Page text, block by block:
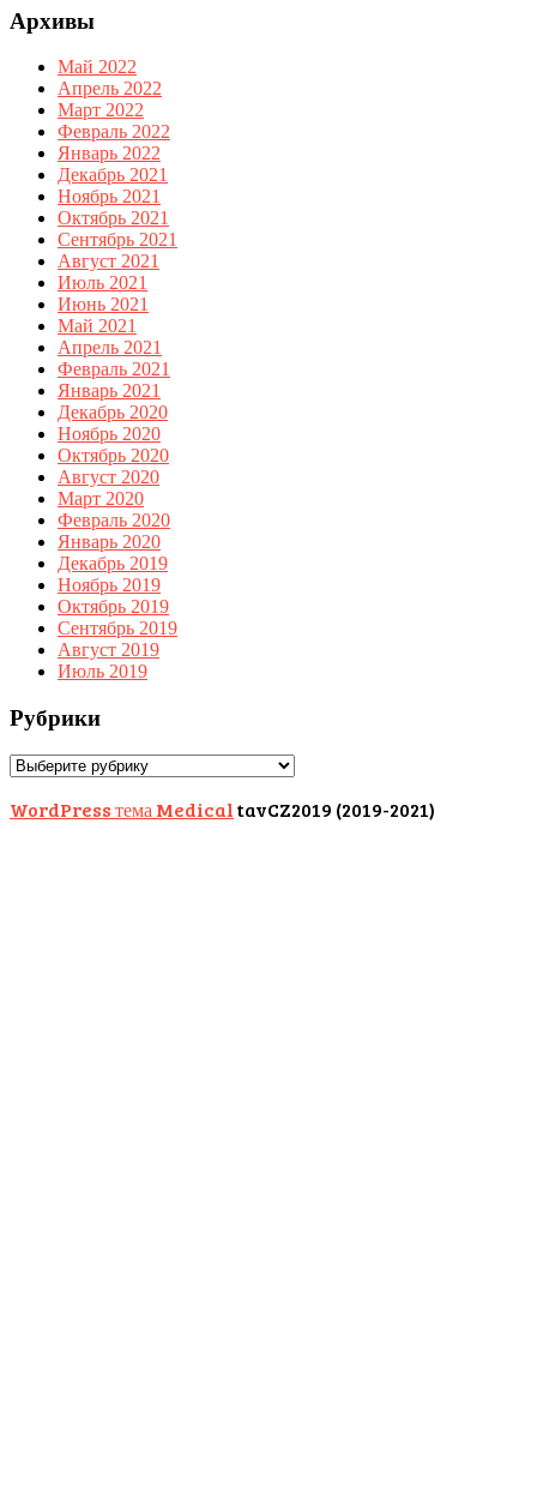
Архивы
Май 2022
Апрель 2022
Март 2022
Февраль 2022
Январь 2022
Декабрь 2021
Ноябрь 2021
Октябрь 2021
Сентябрь 2021
Август 2021
Июль 2021
Июнь 2021
Май 2021
Апрель 2021
Февраль 2021
Январь 2021
Декабрь 2020
Ноябрь 2020
Октябрь 2020
Август 2020
Март 2020
Февраль 2020
Январь 2020
Декабрь 2019
Ноябрь 2019
Октябрь 2019
Сентябрь 2019
Август 2019
Июль 2019
Рубрики
Рубрики
WordPress тема MedicaltavCZ2019 (2019-2021)